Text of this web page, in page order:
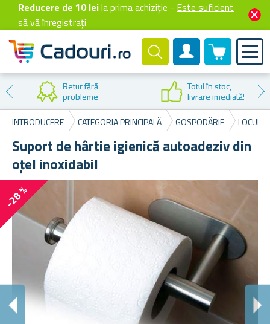
Reducere de 10 leila prima achiziție - Este suficient
să vă înregistrați
Cont client
0 produselor
Retur fără
probleme
Totul în stoc,
livrare imediată!
INTRODUCERE
CATEGORIA PRINCIPALĂ GOSPODĂRIE
Suport de hârtie igienică autoadeziv din
oțel inoxidabil
-28 %